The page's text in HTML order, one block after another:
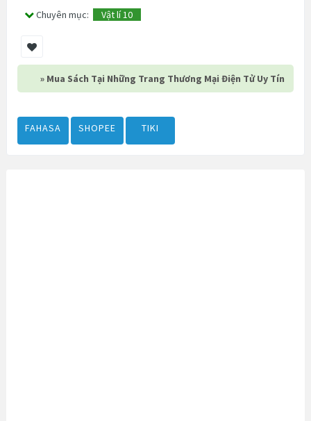
Chuyên mục: Vật lí 10
» Mua Sách Tại Những Trang Thương Mại Điện Tử Uy Tín
FAHASA SHOPEE TIKI